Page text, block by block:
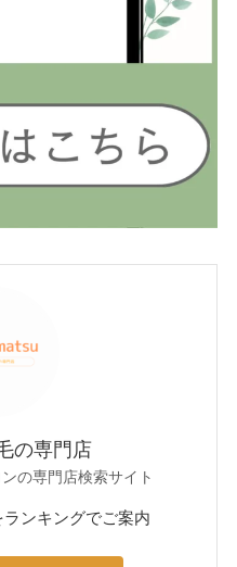
の専門店
の専門店検索サイト
ンキングでご案内